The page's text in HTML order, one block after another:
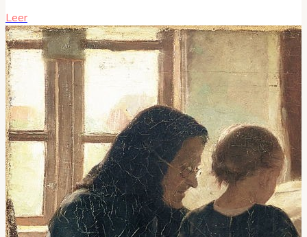
Leer